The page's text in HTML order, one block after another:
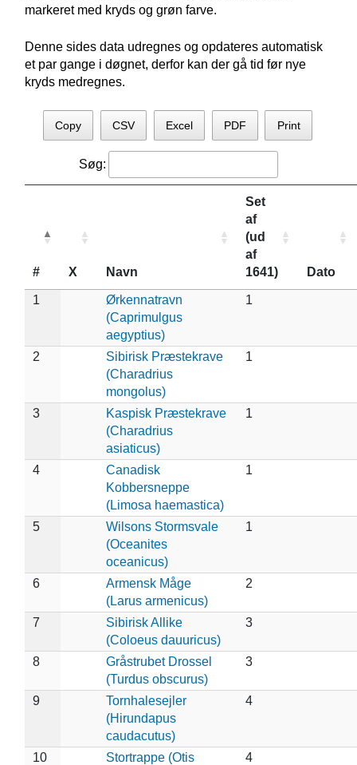
markeret med kryds og grøn farve.
Denne sides data udregnes og opdateres automatisk
et par gange i døgnet, derfor kan der gå tid før nye
kryds medregnes.
Copy CSV Excel PDF Print
Søg:
# X Navn
Set
af
(ud
af
1641)
Dato
1
Ørkennatravn
(Caprimulgus
aegyptius)
1
2
Sibirisk Præstekrave
(Charadrius
mongolus)
1
3
Kaspisk Præstekrave
(Charadrius
asiaticus)
1
4
Canadisk
Kobbersneppe
(Limosa haemastica)
1
5
Wilsons Stormsvale
(Oceanites
oceanicus)
1
6
Armensk Måge
(Larus armenicus)
2
7
Sibirisk Allike
(Coloeus dauuricus)
3
8
Gråstrubet Drossel
(Turdus obscurus)
3
9
Tornhalesejler
(Hirundapus
caudacutus)
4
10
Stortrappe (Otis
4